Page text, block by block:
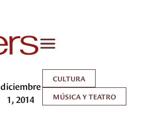
diciembre
1, 2014
CULTURA
MÚSICA Y TEATRO